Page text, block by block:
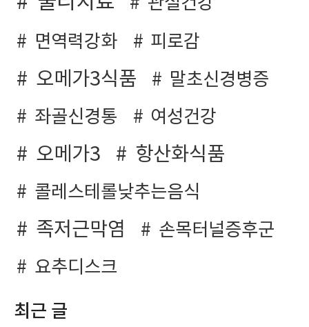
면역력강화
피로감
오메가3식품
말초신경병증
좌골신경통
여성건강
오메가3 항산화식품
콜레스테롤낮추는음식
족저근막염
손목터널증후군
요추디스크
최근 글